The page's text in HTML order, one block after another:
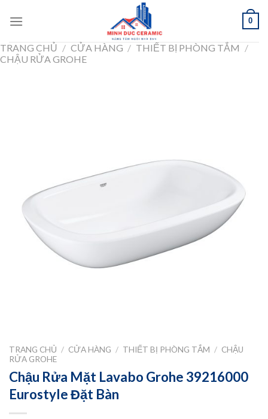
0
TRANG CHỦ / CỬA HÀNG / THIẾT BỊ PHÒNG TẮM /
CHẬU RỬA GROHE
TRANG CHỦ / CỬA HÀNG / THIẾT BỊ PHÒNG TẮM / CHẬU
RỬA GROHE
Chậu Rửa Mặt Lavabo Grohe 39216000
Eurostyle Đặt Bàn